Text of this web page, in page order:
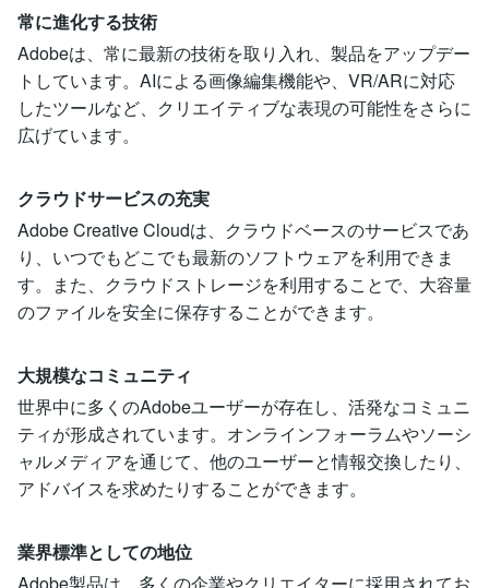
常に進化する技術
Adobeは、常に最新の技術を取り入れ、製品をアップデー
トしています。AIによる画像編集機能や、VR/ARに対応
したツールなど、クリエイティブな表現の可能性をさらに
広げています。
クラウドサービスの充実
Adobe Creative Cloudは、クラウドベースのサービスであ
り、いつでもどこでも最新のソフトウェアを利用できま
す。また、クラウドストレージを利用することで、大容量
のファイルを安全に保存することができます。
大規模なコミュニティ
世界中に多くのAdobeユーザーが存在し、活発なコミュニ
ティが形成されています。オンラインフォーラムやソーシ
ャルメディアを通じて、他のユーザーと情報交換したり、
アドバイスを求めたりすることができます。
業界標準としての地位
Adobe製品は、多くの企業やクリエイターに採用されてお